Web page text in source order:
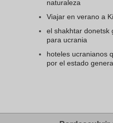
naturaleza
Viajar en verano a
el shakhtar donetsk
para ucrania
hoteles ucranianos
por el estado